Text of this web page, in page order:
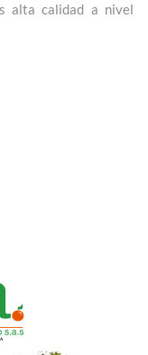
alta calidad a nivel